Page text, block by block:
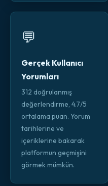
💬
Gerçek Kullanıcı
Yorumları
312 doğrulanmış
değerlendirme, 4.7/5
ortalama puan. Yorum
tarihlerine ve
içeriklerine bakarak
platformun geçmişini
görmek mümkün.